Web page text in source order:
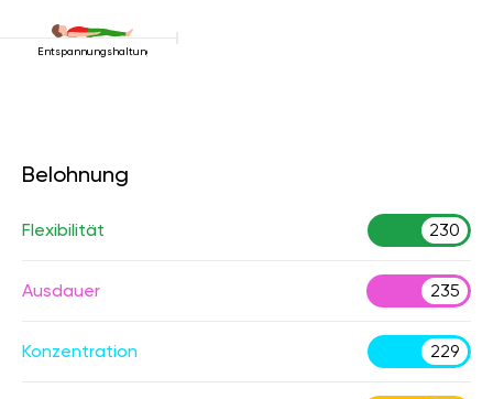
Entspannungshaltung
Belohnung
Flexibilität 230
Ausdauer 235
Konzentration 229